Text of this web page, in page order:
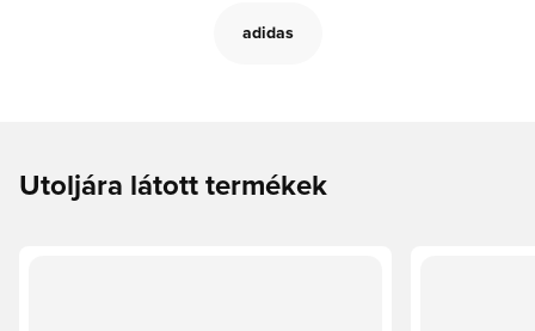
adidas
Utoljára látott termékek